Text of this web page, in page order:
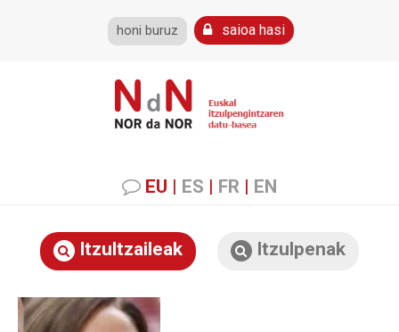
honi buruz saioa hasi
EU | ES | FR | EN
Itzultzaileak Itzulpenak